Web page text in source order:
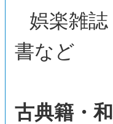
娯楽雑
書など
古典籍・